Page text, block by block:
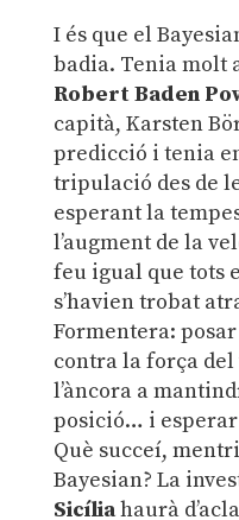
I és que el
badia. Tenia molt
Robert Baden
capità, Karsten
predicció i tenia
tripulació des de
esperant la
l’augment de la
feu igual que tots
s’havien trobat
Formentera:
contra la força
l’àncora a
posició… i esperar
Què succeí,
Bayesian? La
Sicíliahaurà